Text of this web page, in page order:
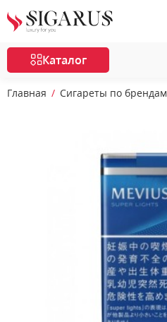
Каталог
Главная Сигареты по брендам